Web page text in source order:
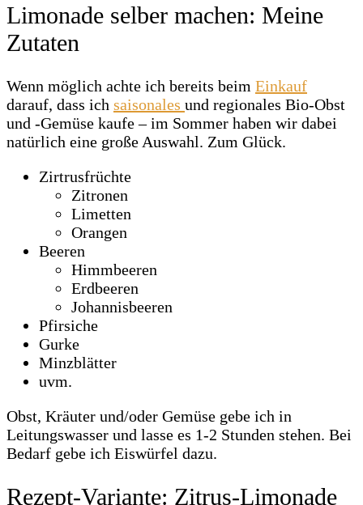
Limonade selber machen: Meine
Zutaten
Wenn möglich achte ich bereits beim Einkauf
darauf, dass ich saisonales und regionales Bio-Obst
und -Gemüse kaufe – im Sommer haben wir dabei
natürlich eine große Auswahl. Zum Glück.
Zirtrusfrüchte
Zitronen
Limetten
Orangen
Beeren
Himmbeeren
Erdbeeren
Johannisbeeren
Pfirsiche
Gurke
Minzblätter
uvm.
Obst, Kräuter und/oder Gemüse gebe ich in
Leitungswasser und lasse es 1-2 Stunden stehen. Bei
Bedarf gebe ich Eiswürfel dazu.
Rezept-Variante: Zitrus-Limonade